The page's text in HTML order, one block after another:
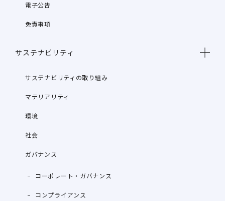
電子公告
免責事項
サステナビリティ
サステナビリティの取り組み
マテリアリティ
環境
社会
ガバナンス
コーポレート・ガバナンス
コンプライアンス